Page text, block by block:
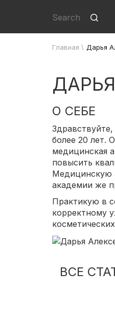
Главная \ Дарья
О СЕБЕ
более 20 лет.
медицинская
повысить
Медицинскую
академии же
Практикую в
корректному
ВСЕ